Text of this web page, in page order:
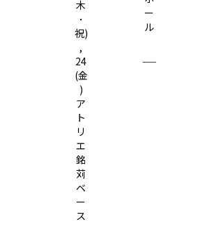
木
･
祝)
,
24
(金
)
ア
ト
リ
エ
銘
苅
ベ
ー
ス
ー
ル